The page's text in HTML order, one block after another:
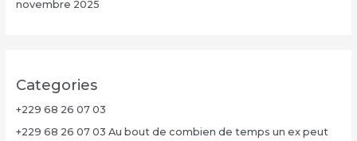
novembre 2025
Categories
+229 68 26 07 03
+229 68 26 07 03 Au bout de combien de temps un ex peut